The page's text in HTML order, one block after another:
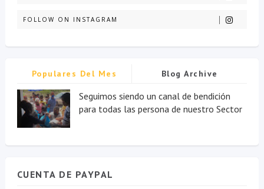
FOLLOW ON INSTAGRAM
Populares Del Mes Blog Archive
Seguimos siendo un canal de bendición
para todas las persona de nuestro Sector
CUENTA DE PAYPAL